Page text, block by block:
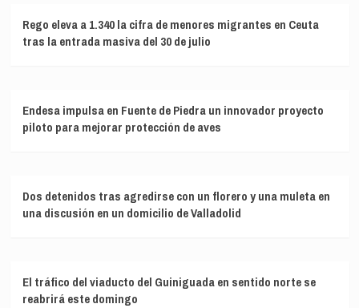
Rego eleva a 1.340 la cifra de menores migrantes en Ceuta
tras la entrada masiva del 30 de julio
Endesa impulsa en Fuente de Piedra un innovador proyecto
piloto para mejorar protección de aves
Dos detenidos tras agredirse con un florero y una muleta en
una discusión en un domicilio de Valladolid
El tráfico del viaducto del Guiniguada en sentido norte se
reabrirá este domingo